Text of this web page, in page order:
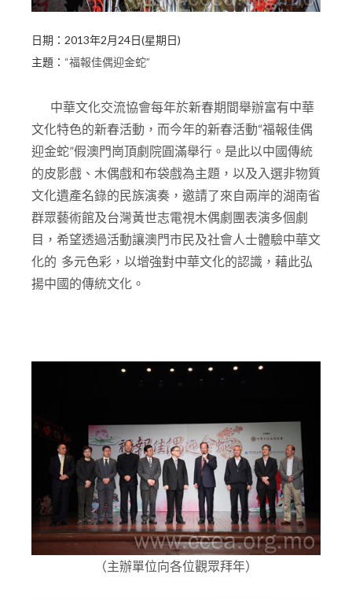
日期 ： 2013年2月24日(星期日)
主題： “福報佳偶迎金蛇”
中華文化交流協會每年於新春期間舉辦富有中華
文化特色的新春活動，而今年的新春活動“福報佳偶
迎金蛇”假澳門崗頂劇院圓滿舉行。是此以中國傳統
的皮影戲、木偶戲和布袋戲為主題，以及入選非物質
文化遺產名錄的民族演奏，邀請了來自兩岸的湖南省
群眾藝術館及台灣黃世志電視木偶劇團表演多個劇
目，希望透過活動讓澳門市民及社會人士體驗中華文
化的 多元色彩，以增強對中華文化的認識，藉此弘
揚中國的傳統文化。
（主辦單位向各位觀眾拜年）